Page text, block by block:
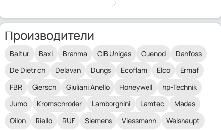
Производители
Baltur Baxi Brahma CIB Unigas Cuenod
Danfoss
De Dietrich
Delavan Dungs Ecoflam Elco
Ermaf
FBR
Giersch Giuliani Anello Honeywell
hp-Technik
Jumo
Kromschroder Lamborghini Lamtec
Madas
Oilon
Riello RUF Siemens Viessmann Weishaupt